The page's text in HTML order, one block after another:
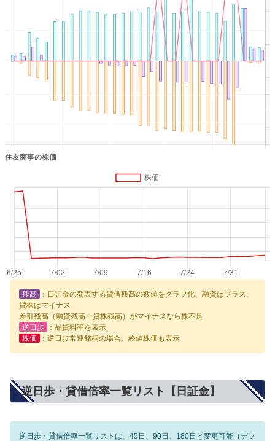
残高
：日証金の発表する貸借残高の数値をグラフ化、融資はプラス、
貸株はマイナス
差引残高（融資残高ー貸株残高）がマイナスなら株不足
逆日歩
：品貸料率を表示
株価
：逆日歩常連銘柄の場合、終値株価も表示
逆日歩・貸借倍率一覧リスト【日証金】
逆日歩・貸借倍率一覧リストは、45日、90日、180日と変更可能（デフ